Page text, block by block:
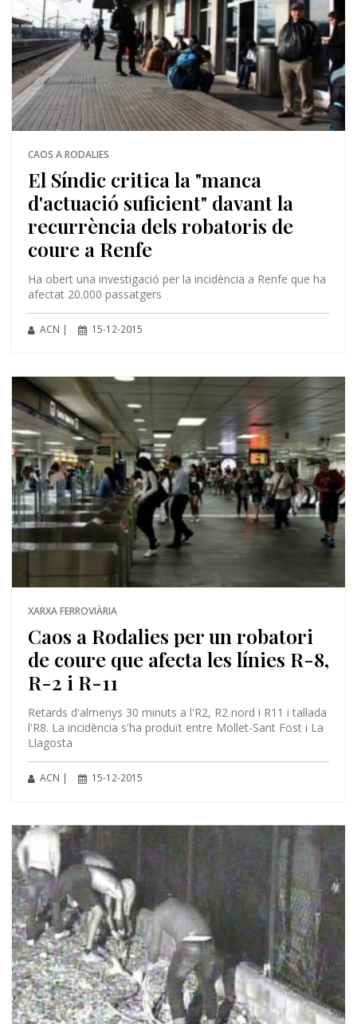
CAOS A RODALIES
El Síndic critica la "manca
d'actuació suficient" davant la
recurrència dels robatoris de
coure a Renfe
Ha obert una investigació per la incidència a Renfe que ha
afectat 20.000 passatgers
ACN | 15-12-2015
XARXA FERROVIÀRIA
Caos a Rodalies per un robatori
de coure que afecta les línies R-8,
R-2 i R-11
Retards d'almenys 30 minuts a l'R2, R2 nord i R11 i tallada
l'R8. La incidència s'ha produït entre Mollet-Sant Fost i La
Llagosta
ACN | 15-12-2015